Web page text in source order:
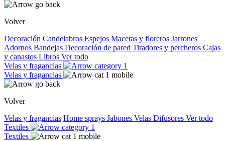
Volver
Decoración Candelabros Espejos Macetas y floreros Jarrones
Adornos Bandejas Decoración de pared Tiradores y percheros Cajas
y canastos Libros Ver todo
Velas y fragancias
Velas y fragancias
Volver
Velas y fragancias Home sprays Jabones Velas Difusores Ver todo
Textiles
Textiles